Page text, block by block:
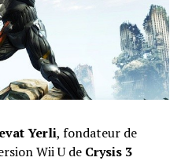
Yerli, fondateur de
Wii U de Crysis 3